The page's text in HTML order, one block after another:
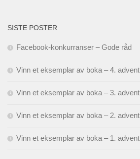
SISTE POSTER
Facebook-konkurranser – Gode råd
Vinn et eksemplar av boka – 4. advent
Vinn et eksemplar av boka – 3. advent
Vinn et eksemplar av boka – 2. advent
Vinn et eksemplar av boka – 1. advent